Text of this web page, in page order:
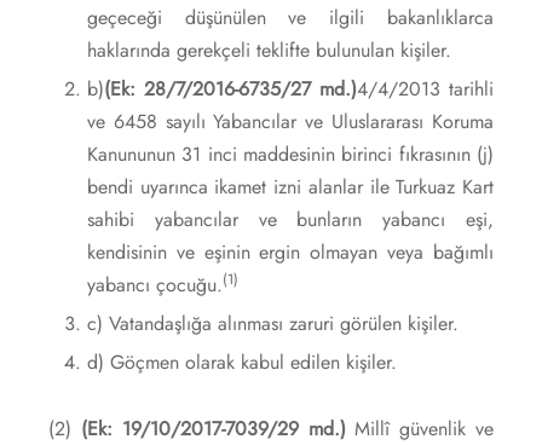
geçeceği düşünülen ve ilgili bakanlıklarca
haklarında gerekçeli teklifte bulunulan kişiler.
b)(Ek: 28/7/2016-6735/27 md.)4/4/2013 tarihli
ve 6458 sayılı Yabancılar ve Uluslararası Koruma
Kanununun 31 inci maddesinin birinci fıkrasının (j)
bendi uyarınca ikamet izni alanlar ile Turkuaz Kart
sahibi yabancılar ve bunların yabancı eşi,
kendisinin ve eşinin ergin olmayan veya bağımlı
yabancı çocuğu.(1)
c) Vatandaşlığa alınması zaruri görülen kişiler.
d) Göçmen olarak kabul edilen kişiler.
(2) (Ek: 19/10/2017-7039/29 md.) Millî güvenlik ve